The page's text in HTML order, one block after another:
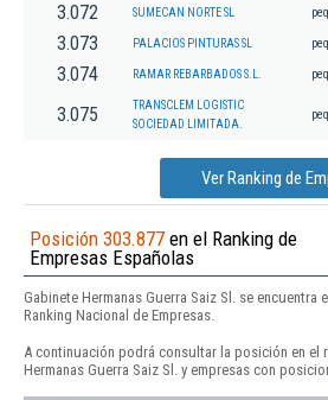
3.072 SUMECAN NORTE SL
3.073 PALACIOS PINTURAS SL
3.074 RAMAR REBARBADOS S.L.
3.075
TRANSCLEM LOGISTIC
SOCIEDAD LIMITADA.
Ver Ranking de
Posición 303.877 en el Ranking de
Empresas Españolas
Gabinete Hermanas Guerra Saiz Sl. se encuentra
Ranking Nacional de Empresas.
A continuación podrá consultar la posición en el
Hermanas Guerra Saiz Sl. y empresas con